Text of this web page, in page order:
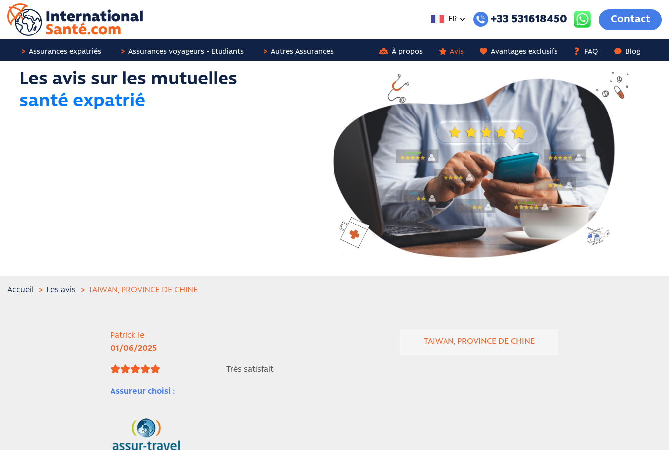
FR +33 531618450 Contact
Assurances expatriés Assurances voyageurs - Etudiants Autres Assurances À propos Avis Avantages exclusifs FAQ Blog
Les avis sur les mutuelles
santé expatrié
Accueil Les avis TAIWAN, PROVINCE DE CHINE
Patrick le
01/06/2025
Assureur choisi :
TAIWAN, PROVINCE DE CHINE
Très satisfait
Panneau de gestion des cookies